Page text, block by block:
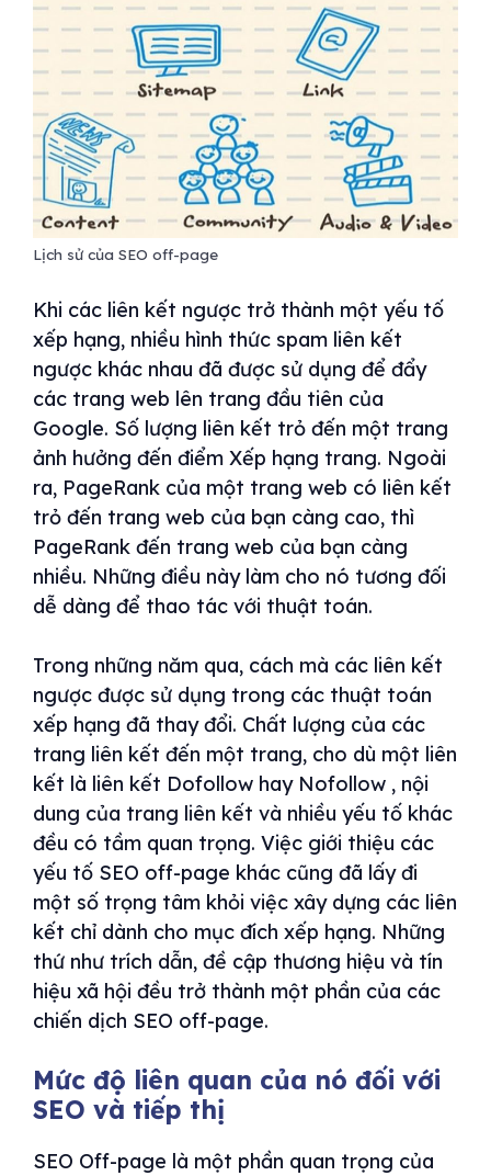
Lịch sử của SEO off-page
Khi các liên kết ngược trở thành một yếu tố
xếp hạng, nhiều hình thức spam liên kết
ngược khác nhau đã được sử dụng để đẩy
các trang web lên trang đầu tiên của
Google. Số lượng liên kết trỏ đến một trang
ảnh hưởng đến điểm Xếp hạng trang. Ngoài
ra, PageRank của một trang web có liên kết
trỏ đến trang web của bạn càng cao, thì
PageRank đến trang web của bạn càng
nhiều. Những điều này làm cho nó tương đối
dễ dàng để thao tác với thuật toán.
Trong những năm qua, cách mà các liên kết
ngược được sử dụng trong các thuật toán
xếp hạng đã thay đổi. Chất lượng của các
trang liên kết đến một trang, cho dù một liên
kết là liên kết Dofollow hay Nofollow , nội
dung của trang liên kết và nhiều yếu tố khác
đều có tầm quan trọng. Việc giới thiệu các
yếu tố SEO off-page khác cũng đã lấy đi
một số trọng tâm khỏi việc xây dựng các liên
kết chỉ dành cho mục đích xếp hạng. Những
thứ như trích dẫn, đề cập thương hiệu và tín
hiệu xã hội đều trở thành một phần của các
chiến dịch SEO off-page.
Mức độ liên quan của nó đối với
SEO và tiếp thị
SEO Off-page là một phần quan trọng của